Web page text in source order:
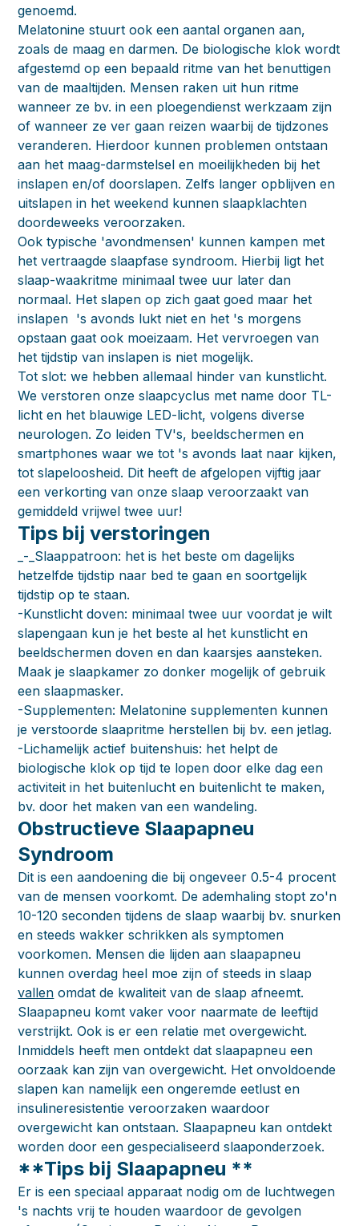
genoemd.
Melatonine stuurt ook een aantal organen aan,
zoals de maag en darmen. De biologische klok wordt
afgestemd op een bepaald ritme van het benuttigen
van de maaltijden. Mensen raken uit hun ritme
wanneer ze bv. in een ploegendienst werkzaam zijn
of wanneer ze ver gaan reizen waarbij de tijdzones
veranderen. Hierdoor kunnen problemen ontstaan
aan het maag-darmstelsel en moeilijkheden bij het
inslapen en/of doorslapen. Zelfs langer opblijven en
uitslapen in het weekend kunnen slaapklachten
doordeweeks veroorzaken.
Ook typische 'avondmensen' kunnen kampen met
het vertraagde slaapfase syndroom. Hierbij ligt het
slaap-waakritme minimaal twee uur later dan
normaal. Het slapen op zich gaat goed maar het
inslapen 's avonds lukt niet en het 's morgens
opstaan gaat ook moeizaam. Het vervroegen van
het tijdstip van inslapen is niet mogelijk.
Tot slot: we hebben allemaal hinder van kunstlicht.
We verstoren onze slaapcyclus met name door TL-
licht en het blauwige LED-licht, volgens diverse
neurologen. Zo leiden TV's, beeldschermen en
smartphones waar we tot 's avonds laat naar kijken,
tot slapeloosheid. Dit heeft de afgelopen vijftig jaar
een verkorting van onze slaap veroorzaakt van
gemiddeld vrijwel twee uur!
Tips bij verstoringen
_-_Slaappatroon: het is het beste om dagelijks
hetzelfde tijdstip naar bed te gaan en soortgelijk
tijdstip op te staan.
-Kunstlicht doven: minimaal twee uur voordat je wilt
slapengaan kun je het beste al het kunstlicht en
beeldschermen doven en dan kaarsjes aansteken.
Maak je slaapkamer zo donker mogelijk of gebruik
een slaapmasker.
-Supplementen: Melatonine supplementen kunnen
je verstoorde slaapritme herstellen bij bv. een jetlag.
-Lichamelijk actief buitenshuis: het helpt de
biologische klok op tijd te lopen door elke dag een
activiteit in het buitenlucht en buitenlicht te maken,
bv. door het maken van een wandeling.
Obstructieve Slaapapneu
Syndroom
Dit is een aandoening die bij ongeveer 0.5-4 procent
van de mensen voorkomt. De ademhaling stopt zo'n
10-120 seconden tijdens de slaap waarbij bv. snurken
en steeds wakker schrikken als symptomen
voorkomen. Mensen die lijden aan slaapapneu
kunnen overdag heel moe zijn of steeds in slaap
vallen omdat de kwaliteit van de slaap afneemt.
Slaapapneu komt vaker voor naarmate de leeftijd
verstrijkt. Ook is er een relatie met overgewicht.
Inmiddels heeft men ontdekt dat slaapapneu een
oorzaak kan zijn van overgewicht. Het onvoldoende
slapen kan namelijk een ongeremde eetlust en
insulineresistentie veroorzaken waardoor
overgewicht kan ontstaan. Slaapapneu kan ontdekt
worden door een gespecialiseerd slaaponderzoek.
**Tips bij Slaapapneu **
Er is een speciaal apparaat nodig om de luchtwegen
's nachts vrij te houden waardoor de gevolgen